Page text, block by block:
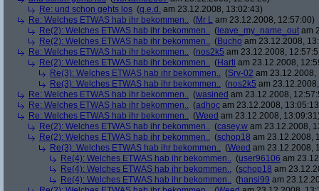
Re: und schon gehts los (q.e.d. am 23.12.2008, 13:02:43)
Re: Welches ETWAS hab ihr bekommen.. (Mr L am 23.12.2008, 12:57:00)
Re(2): Welches ETWAS hab ihr bekommen.. ( leave_my_name_out am
Re(2): Welches ETWAS hab ihr bekommen.. (Bucho am 23.12.2008,
Re: Welches ETWAS hab ihr bekommen.. (nos2k5 am 23.12.2008,
Re(2): Welches ETWAS hab ihr bekommen.. (Harti am 23.12.2008,
Re(3): Welches ETWAS hab ihr bekommen.. (Srv-02 am 23.12.2008,
Re(3): Welches ETWAS hab ihr bekommen.. (nos2k5 am
Re: Welches ETWAS hab ihr bekommen.. (wasined am 23.12.2008,
Re: Welches ETWAS hab ihr bekommen.. (adhoc am 23.12.2008,
Re: Welches ETWAS hab ihr bekommen.. (Weed am 23.12.2008,
Re(2): Welches ETWAS hab ihr bekommen.. (casey.w am 23.12.2008,
Re(2): Welches ETWAS hab ihr bekommen.. (schop18 am 23.12.2008,
Re(3): Welches ETWAS hab ihr bekommen.. (Weed am 23.12.2008,
Re(4): Welches ETWAS hab ihr bekommen.. (user96106 am
Re(4): Welches ETWAS hab ihr bekommen.. (schop18 am
Re(4): Welches ETWAS hab ihr bekommen.. (hansi99 am